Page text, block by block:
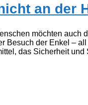
an der
möchten
Besuch der Enkel –
das Sicherheit